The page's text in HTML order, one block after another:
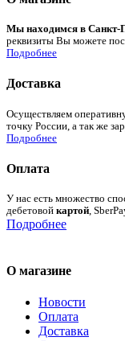
Мы находимся в Санкт-
реквизиты Вы можете
Подробнее
Доставка
Осуществляем
точку России, а так же
Подробнее
Оплата
У нас есть множество
дебетовой картой,
Подробнее
О магазине
Новости
Оплата
Доставка